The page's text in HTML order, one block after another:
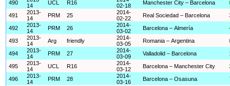
490
14
UCL R16
02-18
Manchester City – Barcelona
491
2013-
14
PRM 25
2014-
02-22
Real Sociedad – Barcelona
492
2013-
14
PRM 26
2014-
03-02
Barcelona – Almería
493
2013-
14
Arg friendly
2014-
03-05
Romania – Argentina
494
2013-
14
PRM 27
2014-
03-09
Valladolid – Barcelona
495
2013-
14
UCL R16
2014-
03-12
Barcelona – Manchester City
496
2013-
14
PRM 28
2014-
03-16
Barcelona – Osasuna